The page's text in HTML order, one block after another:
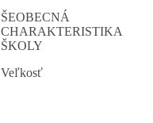
ŠEOBECNÁ
CHARAKTERISTIKA
ŠKOLY
Veľkosť